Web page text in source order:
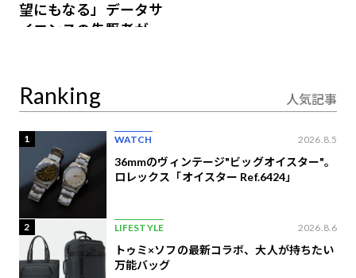
望にもなる」データサ
イエンスの先駆者が語
Ranking 人気記事
1 WATCH 2026.8.5
36mmのヴィンテージ"ビッグオイスター"。
ロレックス「オイスター Ref.6424」
2 LIFESTYLE 2026.8.6
トゥミ×ソフの最新コラボ、大人が持ちたい
万能バッグ